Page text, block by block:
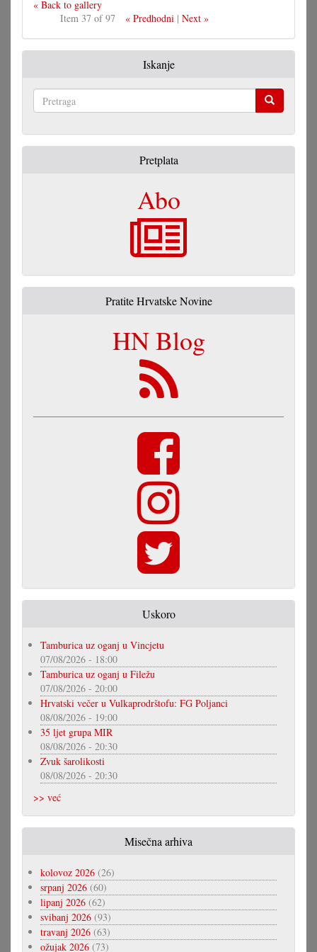
« Back to gallery
Item 37 of 97
« Predhodni| Next »
Iskanje
Pretplata
Abo
Pratite Hrvatske Novine
HN Blog
Uskoro
Tamburica uz oganj u Vincjetu
07/08/2026 - 18:00
Tamburica uz oganj u Filežu
07/08/2026 - 20:00
Hrvatski večer u Vulkaprodrštofu: FG Poljanci
08/08/2026 - 19:00
35 ljet grupa MIR
08/08/2026 - 20:30
Zvuk šarolikosti
08/08/2026 - 20:30
>> već
Misečna arhiva
kolovoz 2026 (26)
srpanj 2026 (60)
lipanj 2026 (62)
svibanj 2026 (93)
travanj 2026 (63)
ožujak 2026 (73)